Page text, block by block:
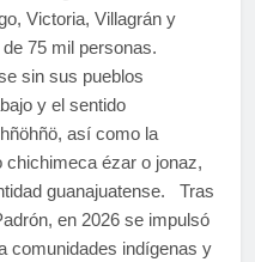
Victoria, Villagrán y
75 mil personas.
sin sus pueblos
y el sentido
así como la
chichimeca ézar o jonaz,
guanajuatense. Tras
en 2026 se impulsó
comunidades indígenas y